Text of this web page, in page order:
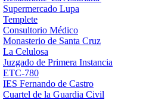
Supermercado Lupa
Templete
Consultorio Médico
Monasterio de Santa Cruz
La Celulosa
Juzgado de Primera Instancia
ETC-780
IES Fernando de Castro
Cuartel de la Guardia Civil